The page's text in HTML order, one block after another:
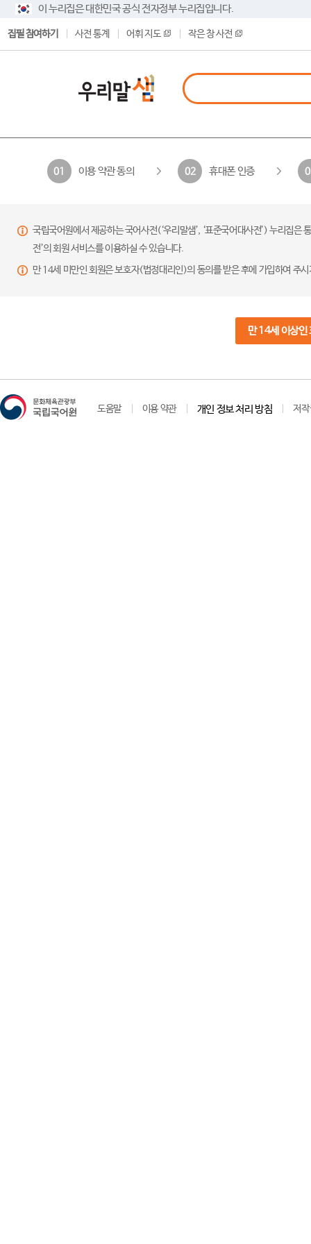
이 누리집은 대한민국 공식 전자정부 누리집입니다.
집필 참여하기 사전 통계 어휘 지도 작은 창 사전
01 이용 약관 동의 02 휴대폰 인증
국립국어원에서 제공하는 국어사전(‘우리말샘’, ‘표준국어대사전’) 누리집
전’의 회원 서비스를 이용하실 수 있습니다.
만 14세 미만인 회원은 보호자(법정대리인)의 동의를 받은 후에 가입하여 주
만 14세 이상인
도움말 이용 약관 개인 정보 처리 방침 저